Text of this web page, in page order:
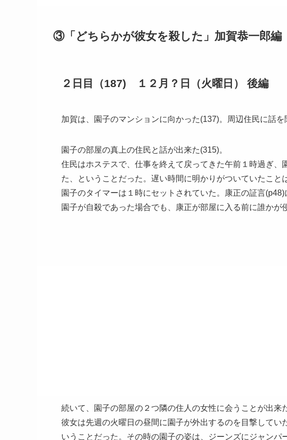
③「どちらかが彼女を殺した」加賀恭一郎編
２日目（187) １２月？日（火曜日） 後編
加賀は、園子のマンションに向かった(137)。周辺住民に話を
園子の部屋の真上の住民と話が出来た(315)。
住民はホステスで、仕事を終えて戻ってきた午前１時過ぎ、
た、ということだった。遅い時間に明かりがついていたこと
園子のタイマーは１時にセットされていた。康正の証言
園子が自殺であった場合でも、康正が部屋に入る前に誰かが
続いて、園子の部屋の２つ隣の住人の女性に会うことが出来
彼女は先週の火曜日の昼間に園子が外出するのを目撃してい
いうことだった。その時の園子の姿は、ジーンズにジャン